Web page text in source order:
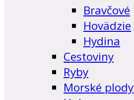
Bravčové
Hovädzie
Hydina
Cestoviny
Ryby
Morské plody